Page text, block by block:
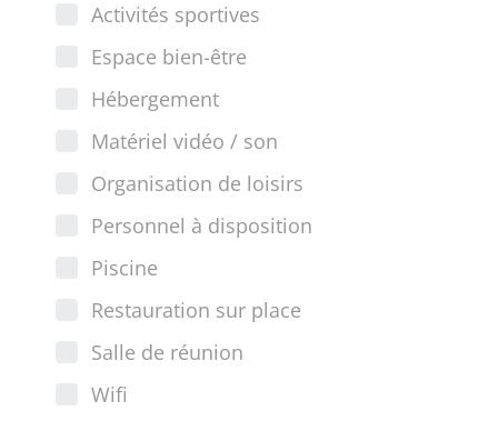
Activités sportives
Espace bien-être
Hébergement
Matériel vidéo / son
Organisation de loisirs
Personnel à disposition
Piscine
Restauration sur place
Salle de réunion
Wifi